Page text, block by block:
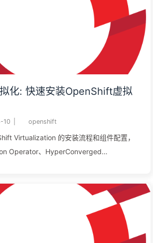
化: 快速安装OpenShift虚拟
10 openshift
Virtualization 的安装流程和组件配置，
Operator、HyperConverged
）以及 Cluster Network Addons。通过
的方式完成安装，文章还包括如何创建
例。